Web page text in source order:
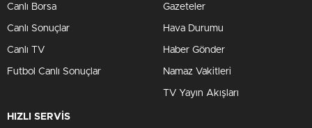
Canlı Borsa
Canlı Sonuçlar
Canlı TV
Futbol Canlı Sonuçlar
Gazeteler
Hava Durumu
Haber Gönder
Namaz Vakitleri
TV Yayın Akışları
HIZLI SERVİS